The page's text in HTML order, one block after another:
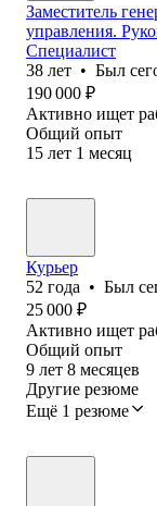
Заместитель
управления.
Специалист
38 лет • Был
190 000 ₽
Активно ищет
Общий опыт
15 лет 1 месяц
Курьер
52 года • Был
25 000 ₽
Активно ищет
Общий опыт
9 лет 8 месяцев
Другие резюме
Ещё 1 резюме